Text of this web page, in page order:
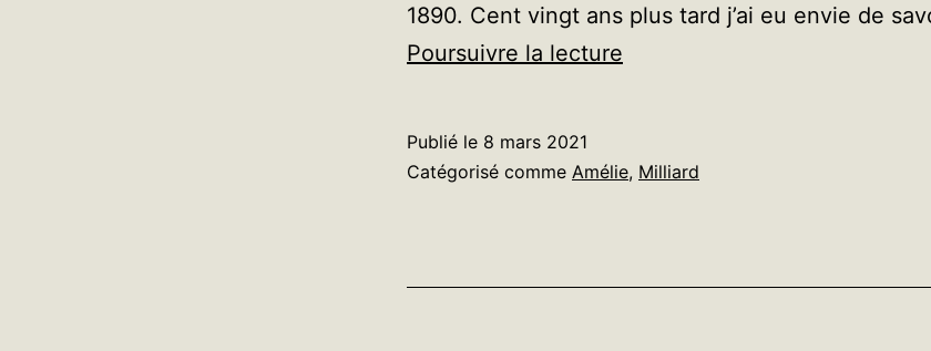
1890. Cent vingt ans plus tard j’ai eu envie de
Poursuivre la lecture
frères,
Publié le 8 mars 2021
Catégorisé comme Amélie, Milliard